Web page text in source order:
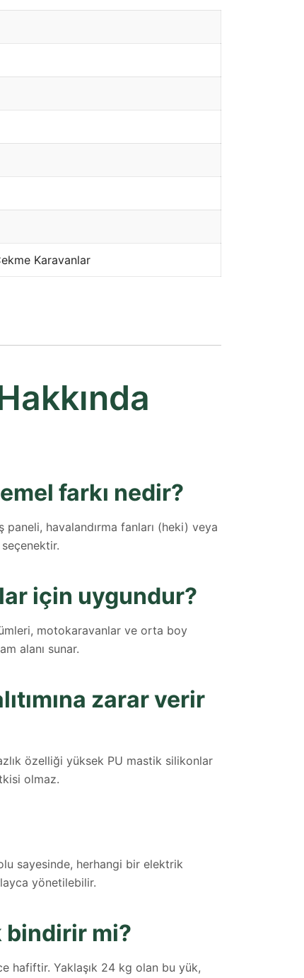
Karavanlar
farkı nedir?
havalandırma fanları (heki) veya
için uygundur?
motokaravanlar ve orta boy
alanı sunar.
zarar verir
özelliği yüksek PU mastik silikonlar
olmaz.
sayesinde, herhangi bir elektrik
yönetilebilir.
bindirir mi?
hafiftir. Yaklaşık 24 kg olan bu yük,